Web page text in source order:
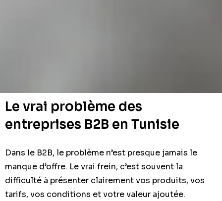
Le vrai problème des
entreprises B2B en Tunisie
Dans le B2B, le problème n’est presque jamais le
manque d’offre. Le vrai frein, c’est souvent la
difficulté à présenter clairement vos produits, vos
tarifs, vos conditions et votre valeur ajoutée.